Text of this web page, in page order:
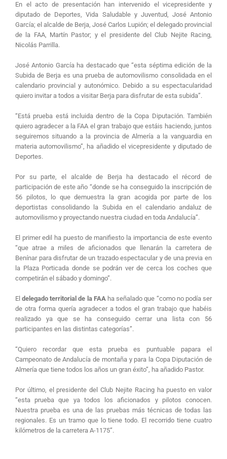
En el acto de presentación han intervenido el vicepresidente y
diputado de Deportes, Vida Saludable y Juventud, José Antonio
García; el alcalde de Berja, José Carlos Lupión; el delegado provincial
de la FAA, Martín Pastor; y el presidente del Club Nejite Racing,
Nicolás Parrilla.
José Antonio García ha destacado que “esta séptima edición de la
Subida de Berja es una prueba de automovilismo consolidada en el
calendario provincial y autonómico. Debido a su espectacularidad
quiero invitar a todos a visitar Berja para disfrutar de esta subida”.
“Está prueba está incluida dentro de la Copa Diputación. También
quiero agradecer a la FAA el gran trabajo que estáis haciendo, juntos
seguiremos situando a la provincia de Almería a la vanguardia en
materia automovilismo”, ha añadido el vicepresidente y diputado de
Deportes.
Por su parte, el alcalde de Berja ha destacado el récord de
participación de este año “donde se ha conseguido la inscripción de
56 pilotos, lo que demuestra la gran acogida por parte de los
deportistas consolidando la Subida en el calendario andaluz de
automovilismo y proyectando nuestra ciudad en toda Andalucía”.
El primer edil ha puesto de manifiesto la importancia de este evento
“que atrae a miles de aficionados que llenarán la carretera de
Benínar para disfrutar de un trazado espectacular y de una previa en
la Plaza Porticada donde se podrán ver de cerca los coches que
competirán el sábado y domingo”.
Eldelegado territorial de la FAAha señalado que “como no podía ser
de otra forma quería agradecer a todos el gran trabajo que habéis
realizado ya que se ha conseguido cerrar una lista con 56
participantes en las distintas categorías”.
“Quiero recordar que esta prueba es puntuable papara el
Campeonato de Andalucía de montaña y para la Copa Diputación de
Almería que tiene todos los años un gran éxito”, ha añadido Pastor.
Por último, el presidente del Club Nejite Racing ha puesto en valor
“esta prueba que ya todos los aficionados y pilotos conocen.
Nuestra prueba es una de las pruebas más técnicas de todas las
regionales. Es un tramo que lo tiene todo. El recorrido tiene cuatro
kilómetros de la carretera A-1175”.